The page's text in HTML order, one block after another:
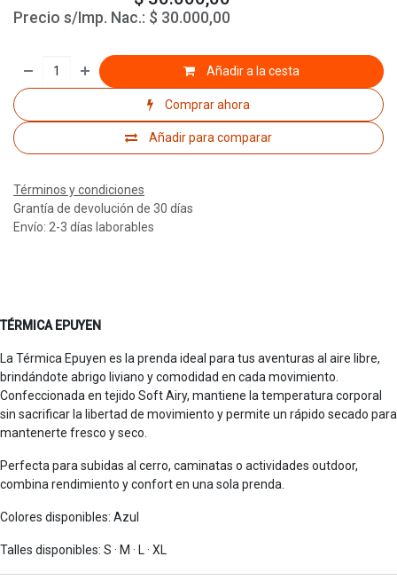
Precio s/Imp. Nac.: $ 30.000,00
Añadir a la cesta
Comprar ahora
Añadir para comparar
Términos y condiciones
Grantía de devolución de 30 días
Envío: 2-3 días laborables
TÉRMICA EPUYEN
La Térmica Epuyen es la prenda ideal para tus aventuras al aire libre,
brindándote abrigo liviano y comodidad en cada movimiento.
Confeccionada en tejido Soft Airy, mantiene la temperatura corporal
sin sacrificar la libertad de movimiento y permite un rápido secado para
mantenerte fresco y seco.
Perfecta para subidas al cerro, caminatas o actividades outdoor,
combina rendimiento y confort en una sola prenda.
Colores disponibles: Azul
Talles disponibles: S · M · L · XL